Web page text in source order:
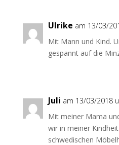
Ulrike am 13/03/
Mit Mann und Kind.
gespannt auf die
Juli am 13/03/2018
Mit meiner Mama
wir in meiner
schwedischen